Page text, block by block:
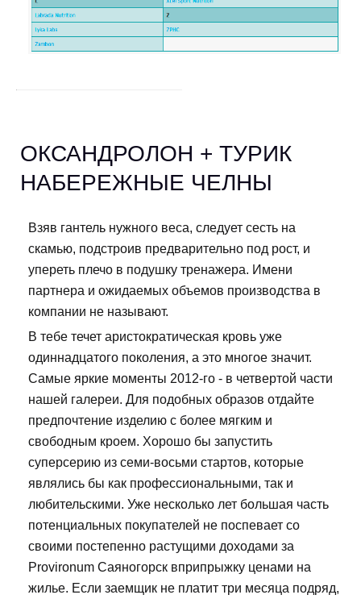
ОКСАНДРОЛОН + ТУРИК
НАБЕРЕЖНЫЕ ЧЕЛНЫ
Взяв гантель нужного веса, следует сесть на
скамью, подстроив предварительно под рост, и
упереть плечо в подушку тренажера. Имени
партнера и ожидаемых объемов производства в
компании не называют.
В тебе течет аристократическая кровь уже
одиннадцатого поколения, а это многое значит.
Самые яркие моменты 2012-го - в четвертой части
нашей галереи. Для подобных образов отдайте
предпочтение изделию с более мягким и
свободным кроем. Хорошо бы запустить
суперсерию из семи-восьми стартов, которые
являлись бы как профессиональными, так и
любительскими. Уже несколько лет большая часть
потенциальных покупателей не поспевает со
своими постепенно растущими доходами за
Provironum Саяногорск вприпрыжку ценами на
жилье. Если заемщик не платит три месяца подряд,